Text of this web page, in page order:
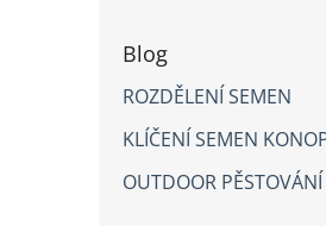
Blog
ROZDĚLENÍ SEMEN
KLÍČENÍ SEMEN
OUTDOOR PĚSTOVÁNÍ